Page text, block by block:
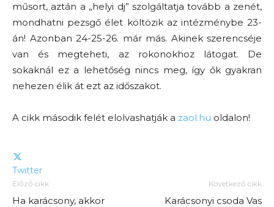
műsort, aztán a „helyi dj” szolgáltatja tovább a zenét,
mondhatni pezsgő élet költözik az intézménybe 23-
án! Azonban 24-25-26. már más. Akinek szerencséje
van és megteheti, az rokonokhoz látogat. De
sokaknál ez a lehetőség nincs meg, így ők gyakran
nehezen élik át ezt az időszakot.
A cikk második felét elolvashatják a zaol.hu oldalon!
Twitter
Előző cikk
Ha karácsony, akkor
Következő cikk
Karácsonyi csoda Vas